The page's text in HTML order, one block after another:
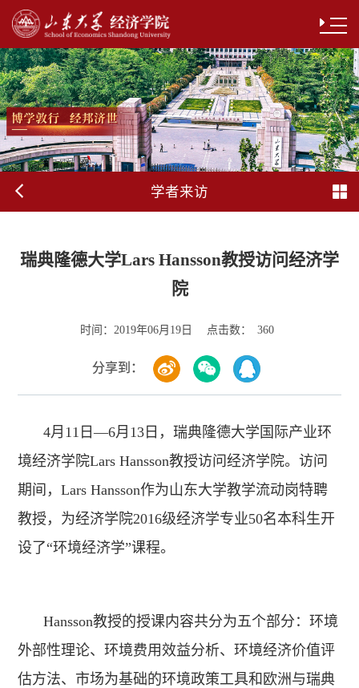
学者来访
瑞典隆德大学Lars Hansson教授访问经济学
院
时间： 2019年06月19日 点击数： 360
分享到：
4月11日—6月13日，瑞典隆德大学国际产业环
境经济学院Lars Hansson教授访问经济学院。访问
期间，Lars Hansson作为山东大学教学流动岗特聘
教授，为经济学院2016级经济学专业50名本科生开
设了“环境经济学”课程。
Hansson教授的授课内容共分为五个部分：环境
外部性理论、环境费用效益分析、环境经济价值评
估方法、市场为基础的环境政策工具和欧洲与瑞典